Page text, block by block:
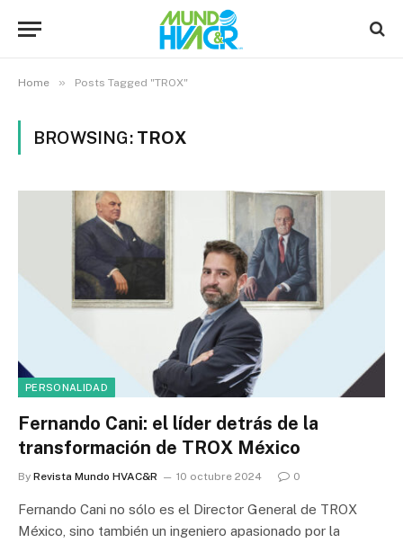
Home » Posts Tagged "TROX"
BROWSING: TROX
PERSONALIDAD
Fernando Cani: el líder detrás de la
transformación de TROX México
By Revista Mundo HVAC&R 10 octubre 2024 0
Fernando Cani no sólo es el Director General de TROX
México, sino también un ingeniero apasionado por la